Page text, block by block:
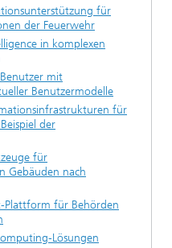
für
der Feuerwehr
in komplexen
mit
Benutzermodelle
für
der
für
Gebäuden nach
Plattform für Behörden
Lösungen